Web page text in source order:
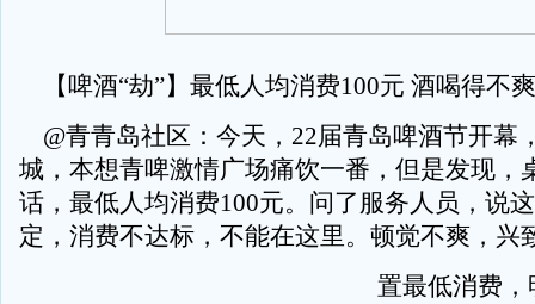
【啤酒“劫”】最低人均消费100元 酒喝得不爽
@青青岛社区：今天，22届青岛啤酒节开幕
城，本想青啤激情广场痛饮一番，但是发现，
话，最低人均消费100元。问了服务人员，说
定，消费不达标，不能在这里。顿觉不爽，兴
置最低消费